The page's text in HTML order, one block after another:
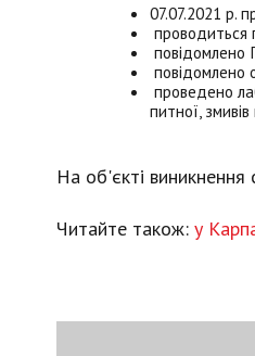
07.07.2021 р.
проводиться
повідомлено
повідомлено
проведено
питної,
На об'єкті виникнення
Читайте також: у